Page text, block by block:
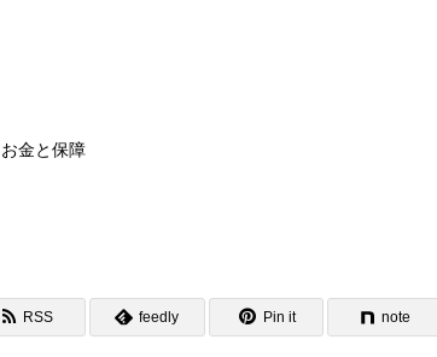
金と保障
RSS feedly Pin it note